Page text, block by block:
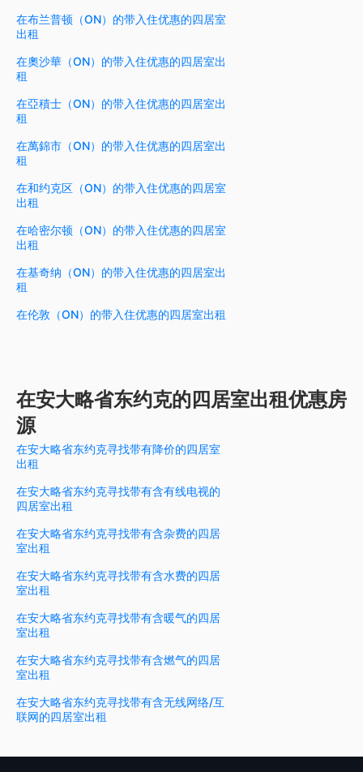
在布兰普顿（ON）的带入住优惠的四居室
出租
在奧沙華（ON）的带入住优惠的四居室出
租
在亞積士（ON）的带入住优惠的四居室出
租
在萬錦市（ON）的带入住优惠的四居室出
租
在和约克区（ON）的带入住优惠的四居室
出租
在哈密尔顿（ON）的带入住优惠的四居室
出租
在基奇纳（ON）的带入住优惠的四居室出
租
在伦敦（ON）的带入住优惠的四居室出租
在安大略省东约克的四居室出租优惠房
源
在安大略省东约克寻找带有降价的四居室
出租
在安大略省东约克寻找带有含有线电视的
四居室出租
在安大略省东约克寻找带有含杂费的四居
室出租
在安大略省东约克寻找带有含水费的四居
室出租
在安大略省东约克寻找带有含暖气的四居
室出租
在安大略省东约克寻找带有含燃气的四居
室出租
在安大略省东约克寻找带有含无线网络/互
联网的四居室出租